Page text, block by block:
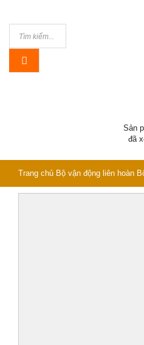
Sản
đã
Trang chủ Bộ vận động liên hoàn